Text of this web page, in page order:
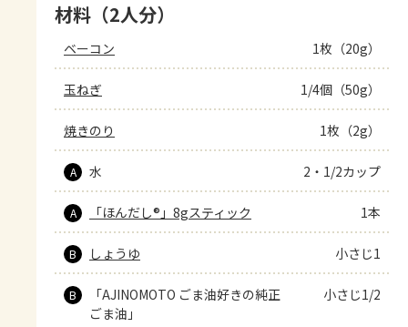
材料（2人分）
ベーコン 1枚（20g）
玉ねぎ 1/4個（50g）
焼きのり 1枚（2g）
A 水 2・1/2カップ
A 「ほんだし®」8gスティック 1本
B しょうゆ 小さじ1
B
「AJINOMOTO ごま油好きの純正
ごま油」
小さじ1/2